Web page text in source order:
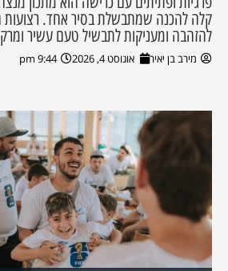
קלה להכנה שמתבשלת בסיר אחד. רצועות
להזהבה ומעניקות לתבשיל טעם עשיר
מירב בן יאיר אוגוסט 4, 2026 9:44 pm